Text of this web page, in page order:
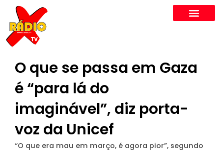
content
O que se passa em Gaza
é “para lá do
imaginável”, diz porta-
voz da Unicef
“O que era mau em março, é agora pior”, segundo